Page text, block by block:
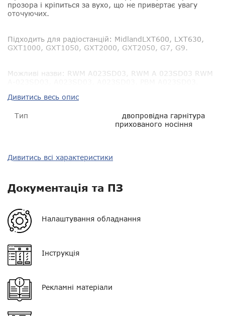
прозора і кріпиться за вухо, що не привертає увагу
оточуючих.
Підходить для радіостанцій: MidlandLXT600, LXT630,
GXT1000, GXT1050, GXT2000, GXT2050, G7, G9.
Можливі назви: RWM A023SD03, RWM A 023SD03 RWM
Дивитись весь опис
Тип
двопровідна гарнітура
прихованого носіння
Пиловологозахист IP54
Гарантія
VOX
Регулятор гучності
Колір
Дивитись всі характеристики
Документація та ПЗ
Налаштування обладнання
Інструкція
Рекламні матеріали